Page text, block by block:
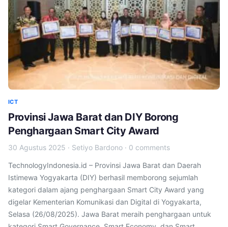
ICT
Provinsi Jawa Barat dan DIY Borong
Penghargaan Smart City Award
30 Agustus 2025 · Setiyo Bardono · 0 comments
TechnologyIndonesia.id – Provinsi Jawa Barat dan Daerah
Istimewa Yogyakarta (DIY) berhasil memborong sejumlah
kategori dalam ajang penghargaan Smart City Award yang
digelar Kementerian Komunikasi dan Digital di Yogyakarta,
Selasa (26/08/2025). Jawa Barat meraih penghargaan untuk